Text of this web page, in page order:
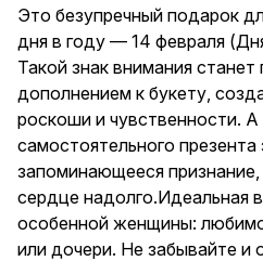
запоминающееся признание,
которое останется в сердце
надолго.Идеальная валентинка
для самой особенной
женщины: любимой, жены,
подруги, мамы или дочери. Не
забывайте и о мужчинах, ведь
им тоже приятно получить
такой подарок: любимому
мужчине, парню, другу, мужу.
Дарите вкус, перед которым
невозможно устоять
Это безупречный подарок
дня в году — 14 февраля
Такой знак внимания
дополнением к букету,
роскоши и чувственности. А
самостоятельного презента
запоминающееся
сердце надолго.Идеальная
особенной женщины:
или дочери. Не забывайте и